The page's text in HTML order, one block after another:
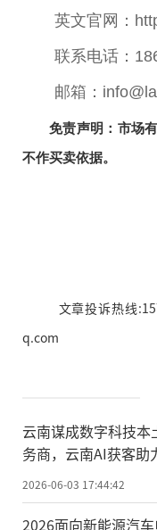
英文官网：
联系电话：
邮箱：
免责声明：市场
不作买卖依据。
文章投诉热线
q.com
云南谋成数字科技本
务商，云南AI获客助
2026-06-03 17:44:42
2026面向新能源汽